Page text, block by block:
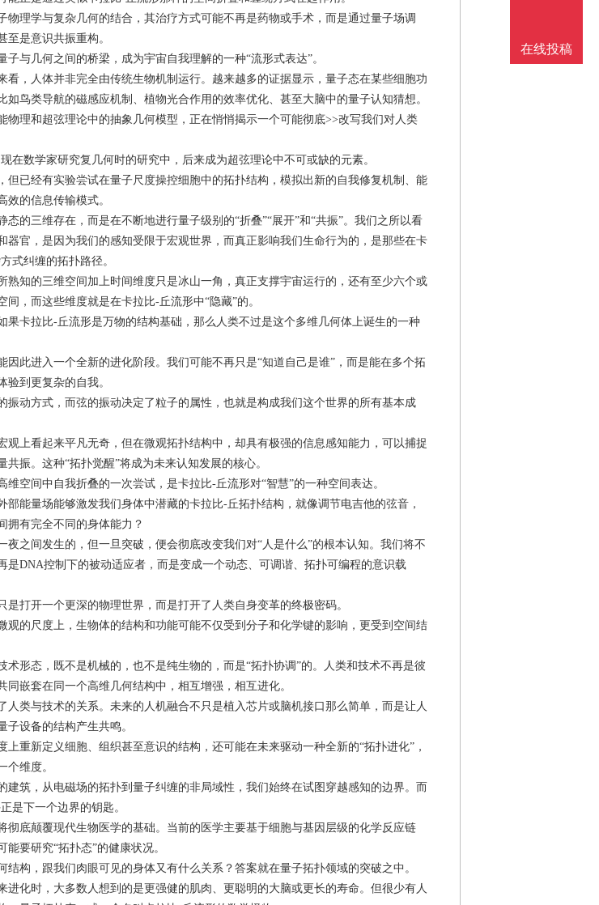
物理学与复杂几何的结合，其治疗方式可能不再是药物或手术，而是通过量子场调
至是意识共振重构。
子与几何之间的桥梁，成为宇宙自我理解的一种“流形式表达”。
看，人体并非完全由传统生物机制运行。越来越多的证据显示，量子态在某些细胞功
如鸟类导航的磁感应机制、植物光合作用的效率优化、甚至大脑中的量子认知猜想。
物理和超弦理论中的抽象几何模型，正在悄悄揭示一个可能彻底>>改写我们对人类
在数学家研究复几何时的研究中，后来成为超弦理论中不可或缺的元素。
但已经有实验尝试在量子尺度操控细胞中的拓扑结构，模拟出新的自我修复机制、能
效的信息传输模式。
态的三维存在，而是在不断地进行量子级别的“折叠”“展开”和“共振”。我们之所以看
器官，是因为我们的感知受限于宏观世界，而真正影响我们生命行为的，是那些在卡
式纠缠的拓扑路径。
熟知的三维空间加上时间维度只是冰山一角，真正支撑宇宙运行的，还有至少六个或
间，而这些维度就是在卡拉比-丘流形中“隐藏”的。
果卡拉比-丘流形是万物的结构基础，那么人类不过是这个多维几何体上诞生的一种
因此进入一个全新的进化阶段。我们可能不再只是“知道自己是谁”，而是能在多个拓
验到更复杂的自我。
振动方式，而弦的振动决定了粒子的属性，也就是构成我们这个世界的所有基本成
观上看起来平凡无奇，但在微观拓扑结构中，却具有极强的信息感知能力，可以捕捉
共振。这种“拓扑觉醒”将成为未来认知发展的核心。
维空间中自我折叠的一次尝试，是卡拉比-丘流形对“智慧”的一种空间表达。
部能量场能够激发我们身体中潜藏的卡拉比-丘拓扑结构，就像调节电吉他的弦音，
拥有完全不同的身体能力？
夜之间发生的，但一旦突破，便会彻底改变我们对“人是什么”的根本认知。我们将不
是DNA控制下的被动适应者，而是变成一个动态、可调谐、拓扑可编程的意识载
是打开一个更深的物理世界，而是打开了人类自身变革的终极密码。
观的尺度上，生物体的结构和功能可能不仅受到分子和化学键的影响，更受到空间结
术形态，既不是机械的，也不是纯生物的，而是“拓扑协调”的。人类和技术不再是彼
同嵌套在同一个高维几何结构中，相互增强，相互进化。
人类与技术的关系。未来的人机融合不只是植入芯片或脑机接口那么简单，而是让人
子设备的结构产生共鸣。
上重新定义细胞、组织甚至意识的结构，还可能在未来驱动一种全新的“拓扑进化”，
个维度。
建筑，从电磁场的拓扑到量子纠缠的非局域性，我们始终在试图穿越感知的边界。而
是下一个边界的钥匙。
彻底颠覆现代生物医学的基础。当前的医学主要基于细胞与基因层级的化学反应链
要研究“拓扑态”的健康状况。
结构，跟我们肉眼可见的身体又有什么关系？答案就在量子拓扑领域的突破之中。
进化时，大多数人想到的是更强健的肌肉、更聪明的大脑或更长的寿命。但很少有人
在线投稿